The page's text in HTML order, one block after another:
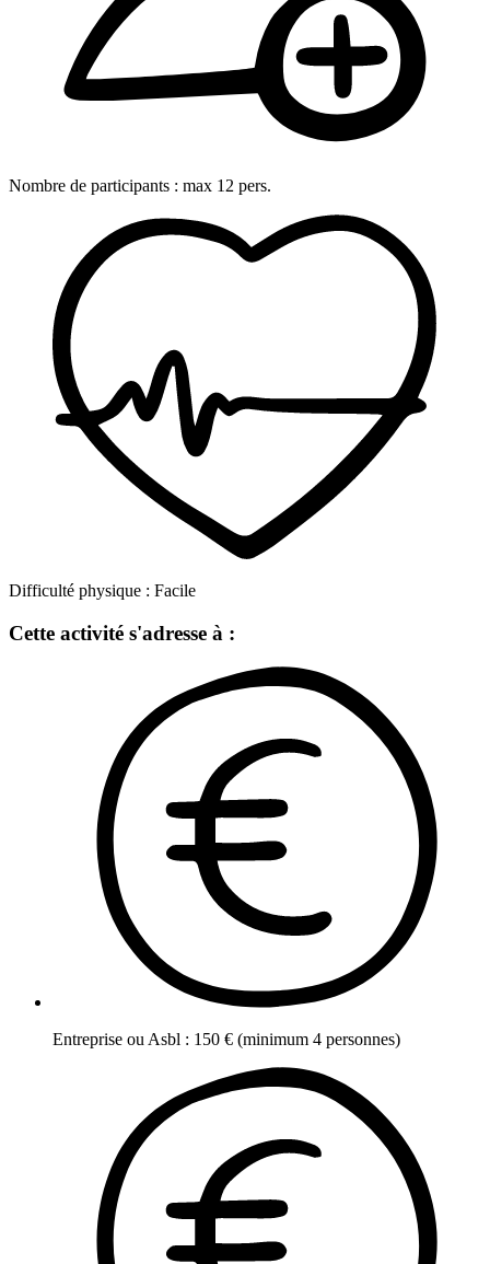
Nombre de participants : max 12 pers.
Difficulté physique : Facile
Cette activité s'adresse à :
Entreprise ou Asbl : 150 € (minimum 4 personnes)